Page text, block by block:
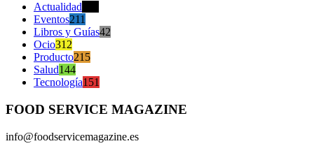
Actualidad
Eventos211
Libros y Guías42
Ocio312
Producto215
Salud144
Tecnología151
FOOD SERVICE MAGAZINE
info@foodservicemagazine.es